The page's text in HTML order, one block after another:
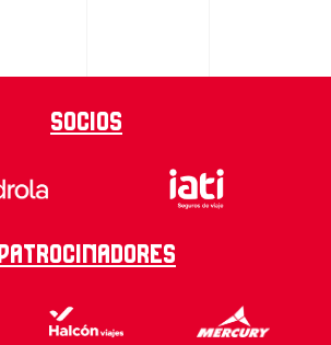
Socios
Patrocinadores